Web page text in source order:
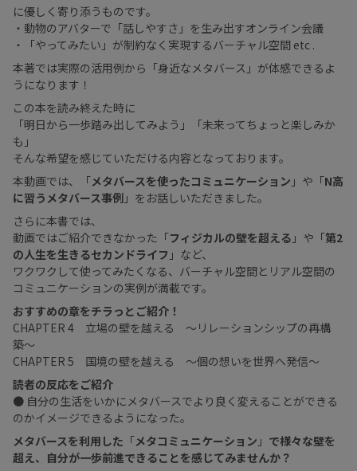
に優しく寄り添うものです。
・動物のアバターで「話しやすさ」を生み出すオンライン会議
・「やってみたい」が制約なく実現するバーチャル空間 etc .
本著では実際の活用例から「身近なメタバース」が体感できるよ
うになります！
この本を読み終えた時に
「明日から一歩踏み出してみよう」「未来ってちょっと楽しみか
も」
そんな希望を感じていただける内容となっております。
本動画では、「メタバースを使ったコミュニケーション 」や「N高
に習うメタバース事例 」をお話しいただきました。
さらに本書では、
動画ではご紹介できなかった「フィジカルの壁を超える 」や「第2
の人生を生きるセカンドライフ 」など、
ワクワクして使ってみたくなる、バーチャル空間とリアル空間の
コミュニケーションの実例が満載です。
おすすめの章をチラっとご紹介！
CHAPTER 4 立場の壁を越える 〜リレーションシップの再構
築〜
CHAPTER 5 国境の壁を越える 〜個の想いを世界へ発信〜
読者の反応をご紹介
● 自分の生活をいかにメタバースでより良く変えることができる
のかイメージできるようになった。
メタバースを利用した 「メタコミュニケーション 」 で様々な壁を
超え、自分が一歩前進できることを感じてみませんか？